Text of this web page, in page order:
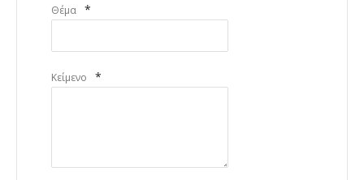
Θέμα *
Κείμενο *